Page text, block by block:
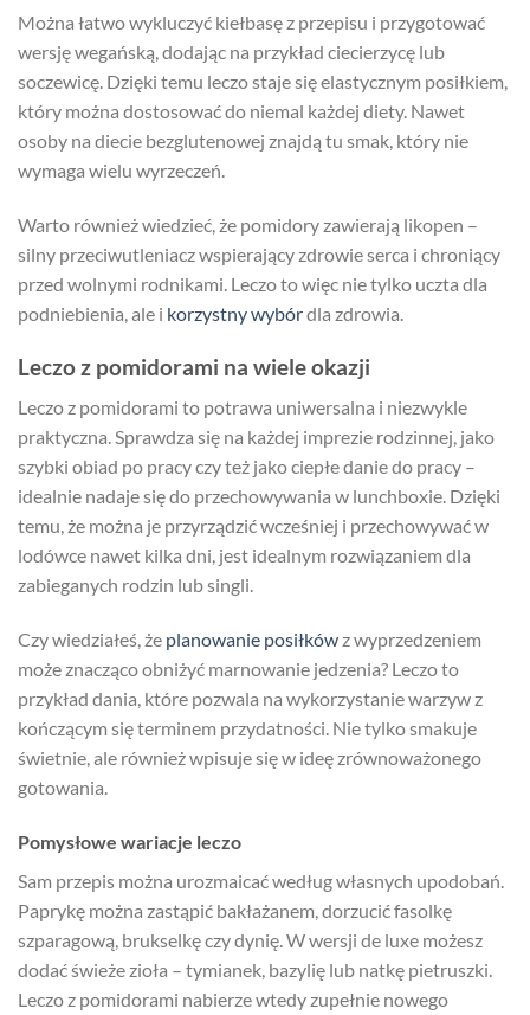
Można łatwo wykluczyć kiełbasę z przepisu i przygotować
wersję wegańską, dodając na przykład ciecierzycę lub
soczewicę. Dzięki temu leczo staje się elastycznym posiłkiem,
który można dostosować do niemal każdej diety. Nawet
osoby na diecie bezglutenowej znajdą tu smak, który nie
wymaga wielu wyrzeczeń.
Warto również wiedzieć, że pomidory zawierają likopen –
silny przeciwutleniacz wspierający zdrowie serca i chroniący
przed wolnymi rodnikami. Leczo to więc nie tylko uczta dla
podniebienia, ale i korzystny wybórdla zdrowia.
Leczo z pomidorami na wiele okazji
Leczo z pomidorami to potrawa uniwersalna i niezwykle
praktyczna. Sprawdza się na każdej imprezie rodzinnej, jako
szybki obiad po pracy czy też jako ciepłe danie do pracy –
idealnie nadaje się do przechowywania w lunchboxie. Dzięki
temu, że można je przyrządzić wcześniej i przechowywać w
lodówce nawet kilka dni, jest idealnym rozwiązaniem dla
zabieganych rodzin lub singli.
Czy wiedziałeś, że planowanie posiłkówz wyprzedzeniem
może znacząco obniżyć marnowanie jedzenia? Leczo to
przykład dania, które pozwala na wykorzystanie warzyw z
kończącym się terminem przydatności. Nie tylko smakuje
świetnie, ale również wpisuje się w ideę zrównoważonego
gotowania.
Pomysłowe wariacje leczo
Sam przepis można urozmaicać według własnych upodobań.
Paprykę można zastąpić bakłażanem, dorzucić fasolkę
szparagową, brukselkę czy dynię. W wersji de luxe możesz
dodać świeże zioła – tymianek, bazylię lub natkę pietruszki.
Leczo z pomidorami nabierze wtedy zupełnie nowego